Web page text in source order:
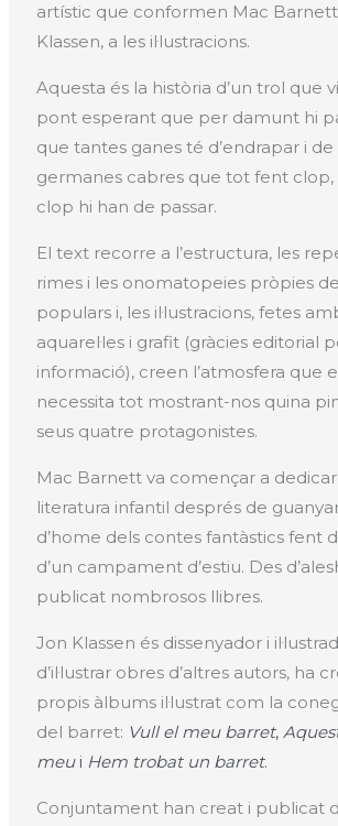
artístic que conformen Mac
Klassen, a les il·lustracions.
Aquesta és la història d’un trol que
pont esperant que per damunt hi
que tantes ganes té d’endrapar i
germanes cabres que tot fent clop,
clop hi han de passar.
El text recorre a l’estructura, les
rimes i les onomatopeies pròpies
populars i, les il·lustracions, fetes
aquarel·les i grafit (gràcies editorial
informació), creen l’atmosfera que
necessita tot mostrant-nos quina
seus quatre protagonistes.
Mac Barnett va començar a
literatura infantil després de
d’home dels contes fantàstics fent
d’un campament d’estiu. Des
publicat nombrosos llibres.
Jon Klassen és dissenyador i
d’il·lustrar obres d’altres autors, ha
propis àlbums il·lustrat com la
del barret: Vull el meu barret,
meui Hem trobat un barret.
Conjuntament han creat i publicat